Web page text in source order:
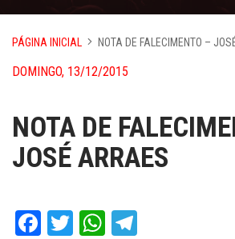
PÁGINA INICIAL NOTA DE FALECIMENTO –
DOMINGO, 13/12/2015
NOTA DE
JOSÉ ARRAES
Facebook
TwitterWhatsApp